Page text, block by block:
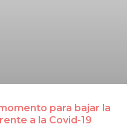
para bajar la
a la Covid-19